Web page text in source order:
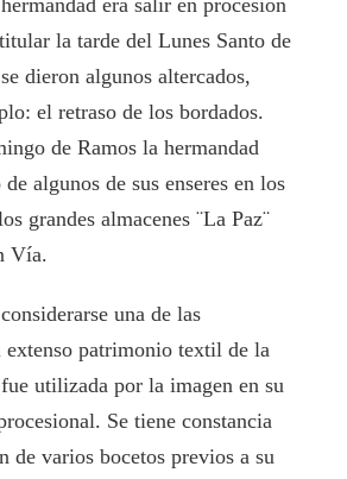
era salir en procesión
la tarde del Lunes Santo de
dieron algunos altercados,
el retraso de los bordados.
de Ramos la hermandad
algunos de sus enseres en los
grandes almacenes ¨La Paz¨
Vía.
una de las
patrimonio textil de la
utilizada por la imagen en su
Se tiene constancia
de varios bocetos previos a su